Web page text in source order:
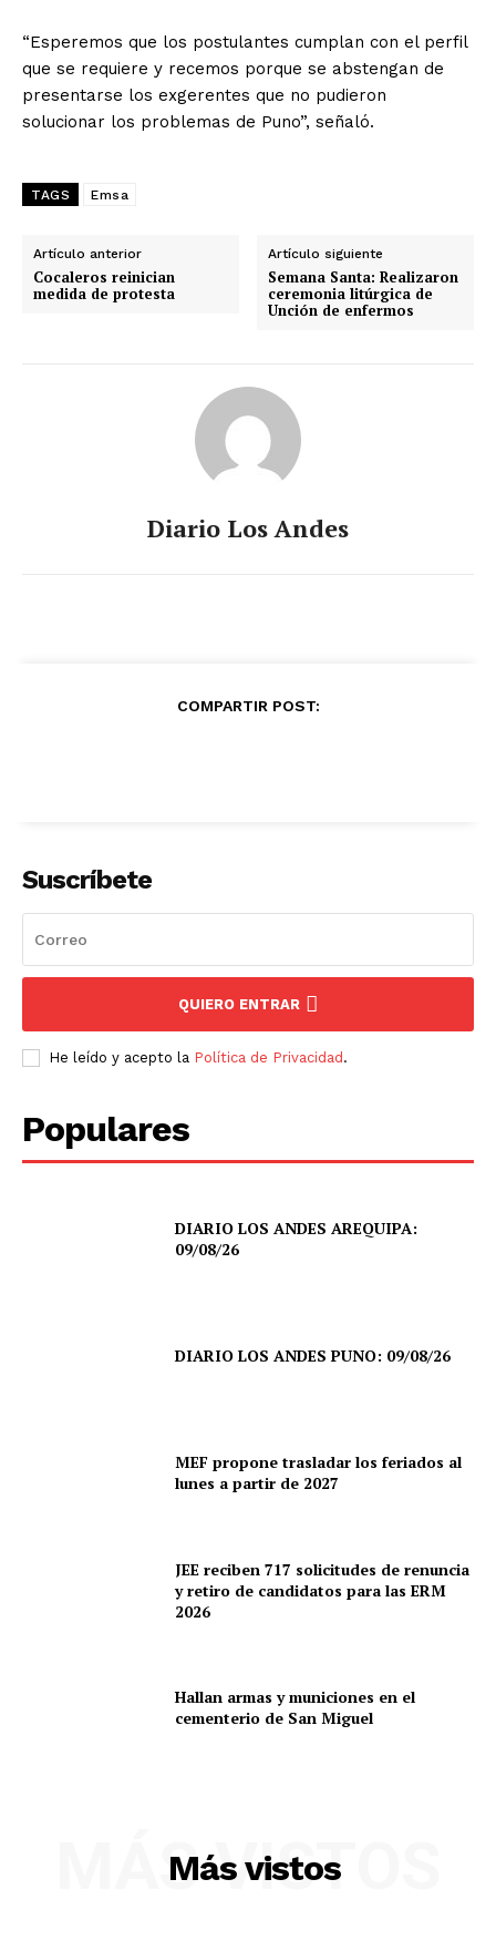
“Esperemos que los postulantes cumplan con el perfil
que se requiere y recemos porque se abstengan de
presentarse los exgerentes que no pudieron
solucionar los problemas de Puno”, señaló.
TAGS Emsa
Artículo anterior
Cocaleros reinician
medida de protesta
Artículo siguiente
Semana Santa: Realizaron
ceremonia litúrgica de
Unción de enfermos
Diario Los Andes
COMPARTIR POST:
Suscríbete
QUIERO ENTRAR
He leído y acepto la Política de Privacidad .
Populares
DIARIO LOS ANDES AREQUIPA:
09/08/26
DIARIO LOS ANDES PUNO: 09/08/26
MEF propone trasladar los feriados al
lunes a partir de 2027
JEE reciben 717 solicitudes de renuncia
y retiro de candidatos para las ERM
2026
Hallan armas y municiones en el
cementerio de San Miguel
Más vistos
MÁS VISTOS